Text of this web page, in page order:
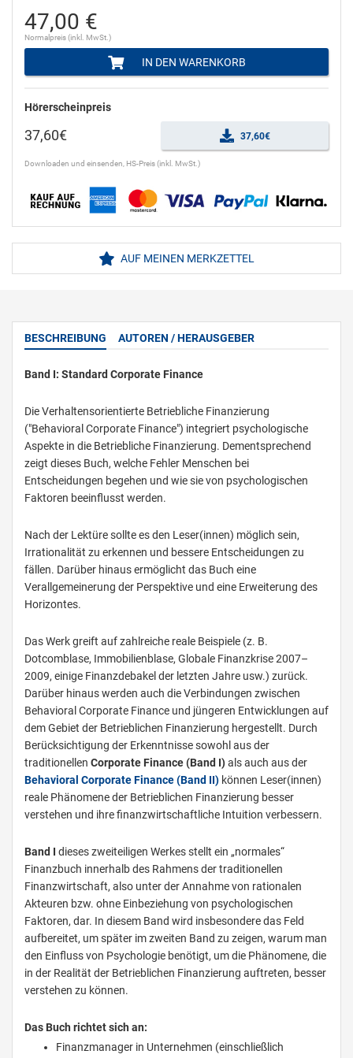
47,00 €
Normalpreis (inkl. MwSt.)
IN DEN WARENKORB
Hörerscheinpreis
37,60€ 37,60€
Downloaden und einsenden, HS-Preis (inkl. MwSt.)
AUF MEINEN MERKZETTEL
BESCHREIBUNG AUTOREN / HERAUSGEBER
Band I: Standard Corporate Finance
Die Verhaltensorientierte Betriebliche Finanzierung
("Behavioral Corporate Finance") integriert psychologische
Aspekte in die Betriebliche Finanzierung. Dementsprechend
zeigt dieses Buch, welche Fehler Menschen bei
Entscheidungen begehen und wie sie von psychologischen
Faktoren beeinflusst werden.
Nach der Lektüre sollte es den Leser(innen) möglich sein,
Irrationalität zu erkennen und bessere Entscheidungen zu
fällen. Darüber hinaus ermöglicht das Buch eine
Verallgemeinerung der Perspektive und eine Erweiterung des
Horizontes.
Das Werk greift auf zahlreiche reale Beispiele (z. B.
Dotcomblase, Immobilienblase, Globale Finanzkrise 2007–
2009, einige Finanzdebakel der letzten Jahre usw.) zurück.
Darüber hinaus werden auch die Verbindungen zwischen
Behavioral Corporate Finance und jüngeren Entwicklungen auf
dem Gebiet der Betrieblichen Finanzierung hergestellt. Durch
Berücksichtigung der Erkenntnisse sowohl aus der
traditionellen Corporate Finance (Band I)als auch aus der
Behavioral Corporate Finance (Band II) können Leser(innen)
reale Phänomene der Betrieblichen Finanzierung besser
verstehen und ihre finanzwirtschaftliche Intuition verbessern.
Band I dieses zweiteiligen Werkes stellt ein „normales“
Finanzbuch innerhalb des Rahmens der traditionellen
Finanzwirtschaft, also unter der Annahme von rationalen
Akteuren bzw. ohne Einbeziehung von psychologischen
Faktoren, dar. In diesem Band wird insbesondere das Feld
aufbereitet, um später im zweiten Band zu zeigen, warum man
den Einfluss von Psychologie benötigt, um die Phänomene, die
in der Realität der Betrieblichen Finanzierung auftreten, besser
verstehen zu können.
Das Buch richtet sich an:
Finanzmanager in Unternehmen (einschließlich